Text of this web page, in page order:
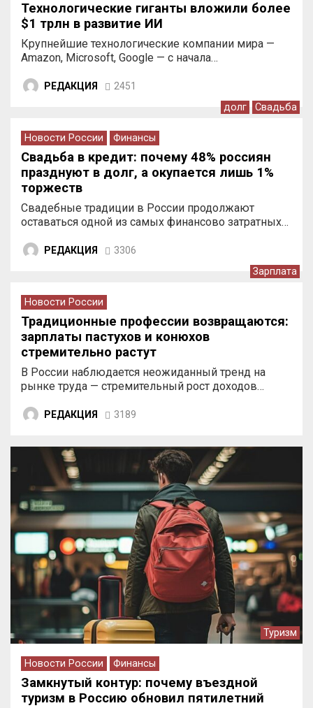
Технологические гиганты вложили более
$1 трлн в развитие ИИ
Крупнейшие технологические компании мира —
Amazon, Microsoft, Google — с начала…
РЕДАКЦИЯ 2451
долг Свадьба
Новости России Финансы
Свадьба в кредит: почему 48% россиян
празднуют в долг, а окупается лишь 1%
торжеств
Свадебные традиции в России продолжают
оставаться одной из самых финансово затратных…
РЕДАКЦИЯ 3306
Зарплата
Новости России
Традиционные профессии возвращаются:
зарплаты пастухов и конюхов
стремительно растут
В России наблюдается неожиданный тренд на
рынке труда — стремительный рост доходов…
РЕДАКЦИЯ 3189
Туризм
Новости России Финансы
Замкнутый контур: почему въездной
туризм в Россию обновил пятилетний